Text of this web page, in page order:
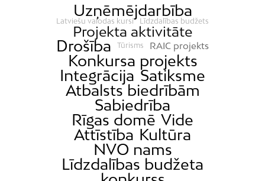
Uzņēmējdarbība
Latviešu valodas kursi Līdzdalības budžets
Projekta aktivitāte
Drošība Tūrisms RAIC projekts
Konkursa projekts
Integrācija Satiksme
Atbalsts biedrībām
Sabiedrība
Rīgas domē Vide
Attīstība Kultūra
NVO nams
Līdzdalības budžeta